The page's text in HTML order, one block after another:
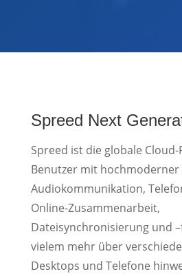
Spreed Next
Spreed ist die globale
Benutzer mit hochmoderner
Audiokommunikation,
Online-Zusammenarbeit,
Dateisynchronisierung und
vielem mehr über
Desktops und Telefone